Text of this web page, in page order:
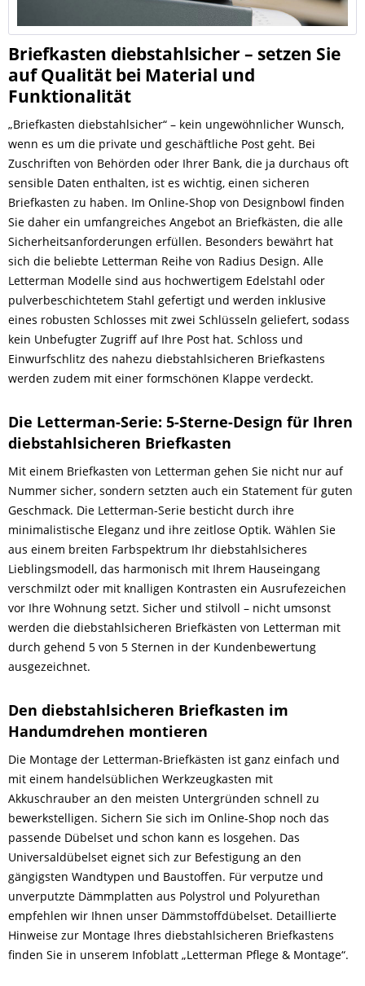
Briefkasten diebstahlsicher – setzen Sie
auf Qualität bei Material und
Funktionalität
„Briefkasten diebstahlsicher“ – kein ungewöhnlicher Wunsch,
wenn es um die private und geschäftliche Post geht. Bei
Zuschriften von Behörden oder Ihrer Bank, die ja durchaus oft
sensible Daten enthalten, ist es wichtig, einen sicheren
Briefkasten zu haben. Im Online-Shop von Designbowl finden
Sie daher ein umfangreiches Angebot an Briefkästen, die alle
Sicherheitsanforderungen erfüllen. Besonders bewährt hat
sich die beliebte Letterman Reihe von Radius Design. Alle
Letterman Modelle sind aus hochwertigem Edelstahl oder
pulverbeschichtetem Stahl gefertigt und werden inklusive
eines robusten Schlosses mit zwei Schlüsseln geliefert, sodass
kein Unbefugter Zugriff auf Ihre Post hat. Schloss und
Einwurfschlitz des nahezu diebstahlsicheren Briefkastens
werden zudem mit einer formschönen Klappe verdeckt.
Die Letterman-Serie: 5-Sterne-Design für Ihren
diebstahlsicheren Briefkasten
Mit einem Briefkasten von Letterman gehen Sie nicht nur auf
Nummer sicher, sondern setzten auch ein Statement für guten
Geschmack. Die Letterman-Serie besticht durch ihre
minimalistische Eleganz und ihre zeitlose Optik. Wählen Sie
aus einem breiten Farbspektrum Ihr diebstahlsicheres
Lieblingsmodell, das harmonisch mit Ihrem Hauseingang
verschmilzt oder mit knalligen Kontrasten ein Ausrufezeichen
vor Ihre Wohnung setzt. Sicher und stilvoll – nicht umsonst
werden die diebstahlsicheren Briefkästen von Letterman mit
durch gehend 5 von 5 Sternen in der Kundenbewertung
ausgezeichnet.
Den diebstahlsicheren Briefkasten im
Handumdrehen montieren
Die Montage der Letterman-Briefkästen ist ganz einfach und
mit einem handelsüblichen Werkzeugkasten mit
Akkuschrauber an den meisten Untergründen schnell zu
bewerkstelligen. Sichern Sie sich im Online-Shop noch das
passende Dübelset und schon kann es losgehen. Das
Universaldübelset eignet sich zur Befestigung an den
gängigsten Wandtypen und Baustoffen. Für verputze und
unverputzte Dämmplatten aus Polystrol und Polyurethan
empfehlen wir Ihnen unser Dämmstoffdübelset. Detaillierte
Hinweise zur Montage Ihres diebstahlsicheren Briefkastens
finden Sie in unserem Infoblatt „Letterman Pflege & Montage“.